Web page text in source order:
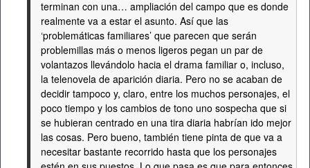
terminan con una… ampliación del campo que es donde
realmente va a estar el asunto. Así que las
‘problemáticas familiares’ que parecen que serán
problemillas más o menos ligeros pegan un par de
volantazos llevándolo hacia el drama familiar o, incluso,
la telenovela de aparición diaria. Pero no se acaban de
decidir tampoco y, claro, entre los muchos personajes, el
poco tiempo y los cambios de tono uno sospecha que si
se hubieran centrado en una tira diaria habrían ido mejor
las cosas. Pero bueno, también tiene pinta de que va a
necesitar bastante recorrido hasta que los personajes